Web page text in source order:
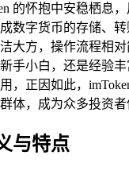
的怀抱中安稳栖息，
数字货币的存储、
大方，操作流程相
手小白，还是经验
，正因如此，
体，成为众多投资者
与特点